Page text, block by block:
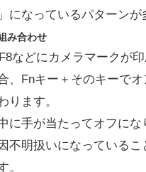
になっているパターンが
み合わせ
などにカメラマークが
、Fnキー＋そのキーで
ります。
に手が当たってオフにな
不明扱いになっているこ
。